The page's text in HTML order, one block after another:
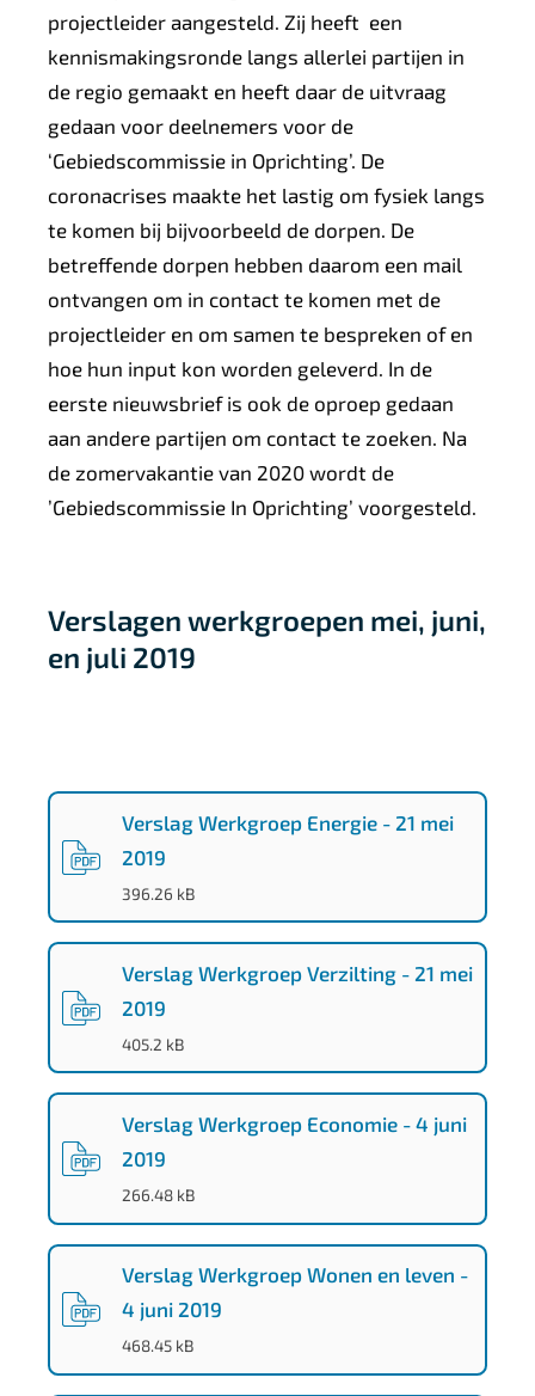
projectleider aangesteld. Zij heeft een
kennismakingsronde langs allerlei partijen in
de regio gemaakt en heeft daar de uitvraag
gedaan voor deelnemers voor de
‘Gebiedscommissie in Oprichting’. De
coronacrises maakte het lastig om fysiek langs
te komen bij bijvoorbeeld de dorpen. De
betreffende dorpen hebben daarom een mail
ontvangen om in contact te komen met de
projectleider en om samen te bespreken of en
hoe hun input kon worden geleverd. In de
eerste nieuwsbrief is ook de oproep gedaan
aan andere partijen om contact te zoeken. Na
de zomervakantie van 2020 wordt de
’Gebiedscommissie In Oprichting’ voorgesteld.
Verslagen werkgroepen mei, juni,
en juli 2019
0
2
3
-
4
5
Verslag Werkgroep Energie - 21 mei
2019
(
PDF
-
396.26 kB)
Verslag Werkgroep Verzilting - 21 mei
2019
(
PDF
-
405.2 kB)
Verslag Werkgroep Economie - 4 juni
2019
(
PDF
-
266.48 kB)
Verslag Werkgroep Wonen en leven -
4 juni 2019
(
PDF
-
468.45 kB)